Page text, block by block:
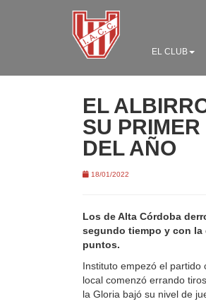
EL CLUB
EL
SU
DEL AÑO
18/01/2022
Los de Alta Córdoba
segundo tiempo y con
puntos.
Instituto empezó el partido
local comenzó errando
la Gloria bajó su nivel de